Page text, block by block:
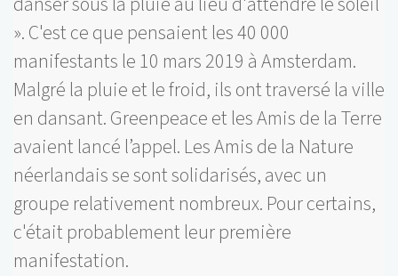
». C'est ce que pensaient les 40 000
manifestants le 10 mars 2019 à Amsterdam.
Malgré la pluie et le froid, ils ont traversé la ville
en dansant.Greenpeace et les Amis de la Terre
avaient lancé l’appel. Les Amis de la Nature
néerlandais se sont solidarisés, avec un
groupe relativement nombreux. Pour certains,
c'était probablement leur première
manifestation.